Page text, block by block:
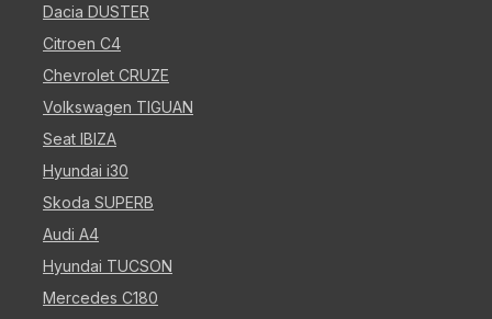
Dacia DUSTER
Citroen C4
Chevrolet CRUZE
Volkswagen TIGUAN
Seat IBIZA
Hyundai i30
Skoda SUPERB
Audi A4
Hyundai TUCSON
Mercedes C180